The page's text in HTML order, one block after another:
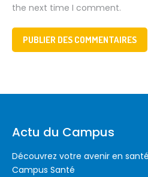
the next time I comment.
PUBLIER DES COMMENTAIRES
Actu du Campus
Découvrez votre avenir en
Campus Santé